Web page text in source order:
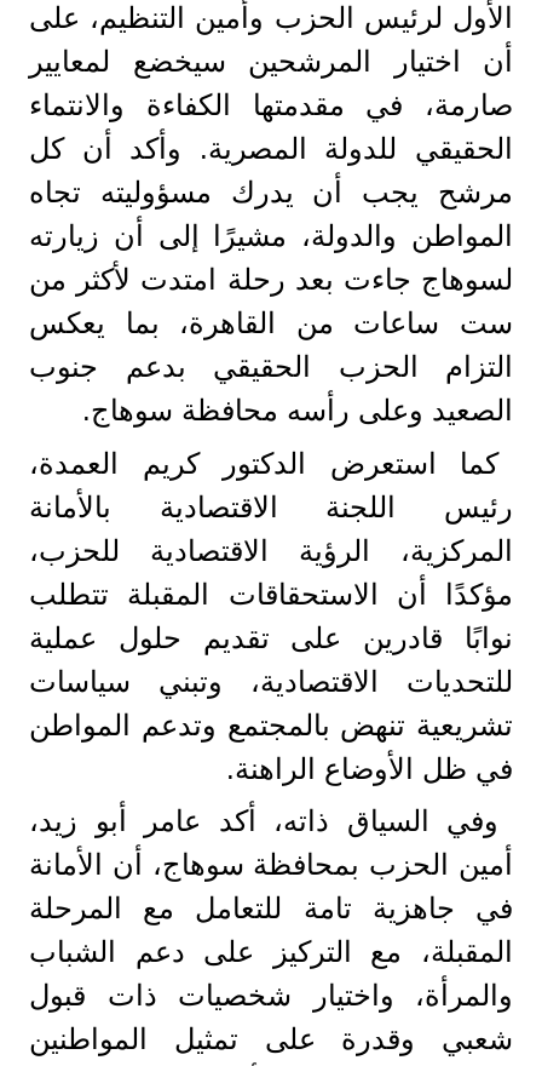
الأول لرئيس الحزب وأمين التنظيم، على
أن اختيار المرشحين سيخضع لمعايير
صارمة، في مقدمتها الكفاءة والانتماء
الحقيقي للدولة المصرية. وأكد أن كل
مرشح يجب أن يدرك مسؤوليته تجاه
المواطن والدولة، مشيرًا إلى أن زيارته
لسوهاج جاءت بعد رحلة امتدت لأكثر من
ست ساعات من القاهرة، بما يعكس
التزام الحزب الحقيقي بدعم جنوب
الصعيد وعلى رأسه محافظة سوهاج.
كما استعرض الدكتور كريم العمدة،
رئيس اللجنة الاقتصادية بالأمانة
المركزية، الرؤية الاقتصادية للحزب،
مؤكدًا أن الاستحقاقات المقبلة تتطلب
نوابًا قادرين على تقديم حلول عملية
للتحديات الاقتصادية، وتبني سياسات
تشريعية تنهض بالمجتمع وتدعم المواطن
في ظل الأوضاع الراهنة.
وفي السياق ذاته، أكد عامر أبو زيد،
أمين الحزب بمحافظة سوهاج، أن الأمانة
في جاهزية تامة للتعامل مع المرحلة
المقبلة، مع التركيز على دعم الشباب
والمرأة، واختيار شخصيات ذات قبول
شعبي وقدرة على تمثيل المواطنين